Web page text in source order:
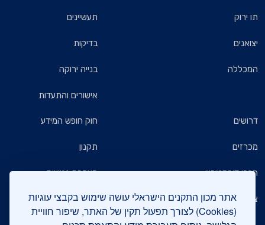
אתר מכון התקנים הישראלי עושה שימוש בקבצי עוגיות
(Cookies) לצורך תפעול תקין של האתר, שיפור חוויית
תו ירוק
יצואנים
המכללה
תעשיינים
בדיקות
בנייה ירוקה
אישורים והתעדות
דרושים
מכרזים
חברי דירקטוריון
צרו קשר
חוק חופש המידע
תקנון
הצהרת נגישות
מדיניות הגנת הפרטיות